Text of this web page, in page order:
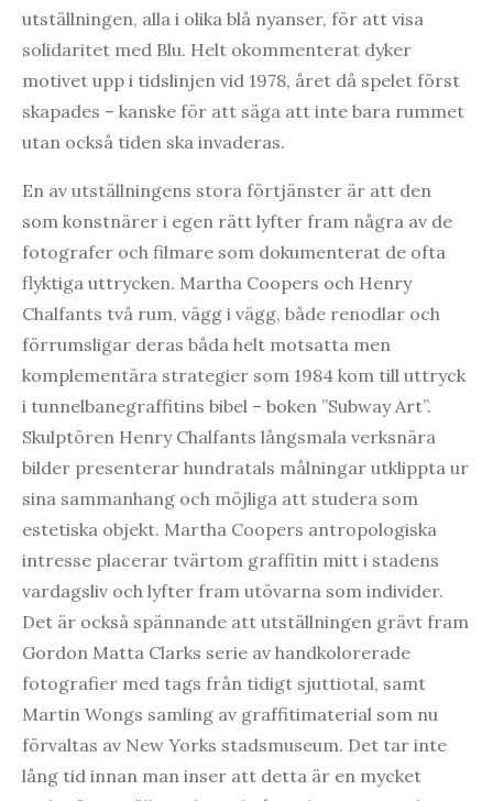
utställningen, alla i olika blå nyanser, för att visa
solidaritet med Blu. Helt okommenterat dyker
motivet upp i tidslinjen vid 1978, året då spelet först
skapades – kanske för att säga att inte bara rummet
utan också tiden ska invaderas.
En av utställningens stora förtjänster är att den
som konstnärer i egen rätt lyfter fram några av de
fotografer och filmare som dokumenterat de ofta
flyktiga uttrycken. Martha Coopers och Henry
Chalfants två rum, vägg i vägg, både renodlar och
förrumsligar deras båda helt motsatta men
komplementära strategier som 1984 kom till uttryck
i tunnelbanegraffitins bibel – boken ”Subway Art”.
Skulptören Henry Chalfants långsmala verksnära
bilder presenterar hundratals målningar utklippta ur
sina sammanhang och möjliga att studera som
estetiska objekt. Martha Coopers antropologiska
intresse placerar tvärtom graffitin mitt i stadens
vardagsliv och lyfter fram utövarna som individer.
Det är också spännande att utställningen grävt fram
Gordon Matta Clarks serie av handkolorerade
fotografier med tags från tidigt sjuttiotal, samt
Martin Wongs samling av graffitimaterial som nu
förvaltas av New Yorks stadsmuseum. Det tar inte
lång tid innan man inser att detta är en mycket